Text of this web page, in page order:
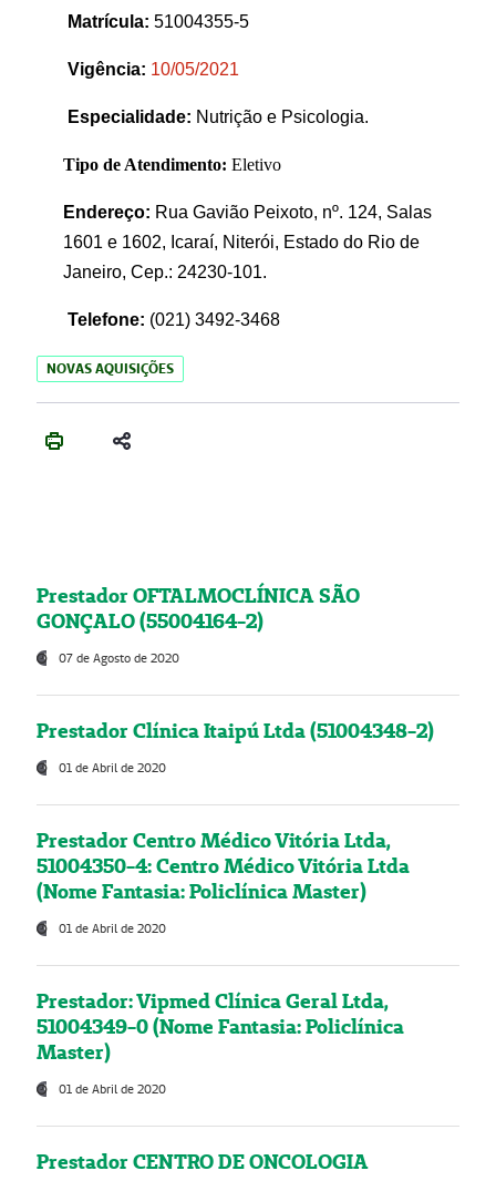
Matrícula: 51004355-5
Vigência: 10/05/2021
Especialidade: Nutrição e Psicologia.
Tipo de Atendimento: Eletivo
Endereço: Rua Gavião Peixoto, nº. 124, Salas
1601 e 1602, Icaraí, Niterói, Estado do Rio de
Janeiro, Cep.: 24230-101.
Telefone: (021) 3492-3468
NOVAS AQUISIÇÕES
Prestador OFTALMOCLÍNICA SÃO
GONÇALO (55004164-2)
07 de Agosto de 2020
Prestador Clínica Itaipú Ltda (51004348-2)
01 de Abril de 2020
Prestador Centro Médico Vitória Ltda,
51004350-4: Centro Médico Vitória Ltda
(Nome Fantasia: Policlínica Master)
01 de Abril de 2020
Prestador: Vipmed Clínica Geral Ltda,
51004349-0 (Nome Fantasia: Policlínica
Master)
01 de Abril de 2020
Prestador CENTRO DE ONCOLOGIA